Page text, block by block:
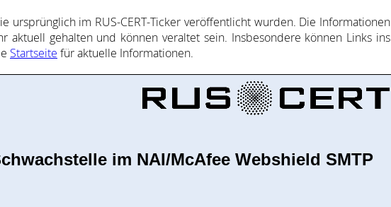
ur­sprüng­lich im RUS-CERT-Ticker ver­öf­fent­licht wur­den. Die In­for­ma­ti­on­en
ak­tu­ell ge­halte­n und kön­nen ver­al­tet sein. Ins­be­son­de­re kön­nen Links ins
Start­sei­te für ak­tu­elle In­for­ma­ti­on­en.
im NAI/McAfee Webshield SMTP